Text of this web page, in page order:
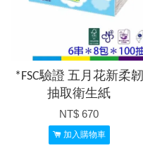
*FSC驗證 五月花新柔韌
抽取衛生紙
NT$ 670
加入購物車